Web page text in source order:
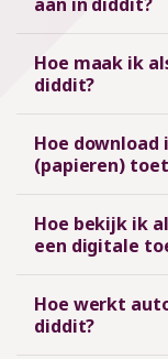
Hoe maak ik
diddit?
Hoe
(papieren)
Hoe bekijk ik
een digitale
Hoe werkt
diddit?